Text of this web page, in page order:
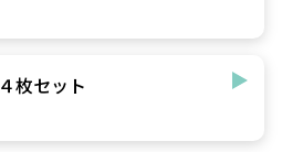
枚セット